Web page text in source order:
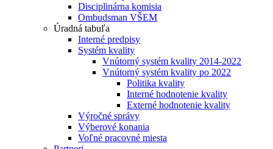
Disciplinárna komisia
Ombudsman VŠEM
Úradná tabuľa
Interné predpisy
Systém kvality
Vnútorný systém kvality 2014-2022
Vnútorný systém kvality po 2022
Politika kvality
Interné hodnotenie kvality
Externé hodnotenie kvality
Výročné správy
Výberové konania
Voľné pracovné miesta